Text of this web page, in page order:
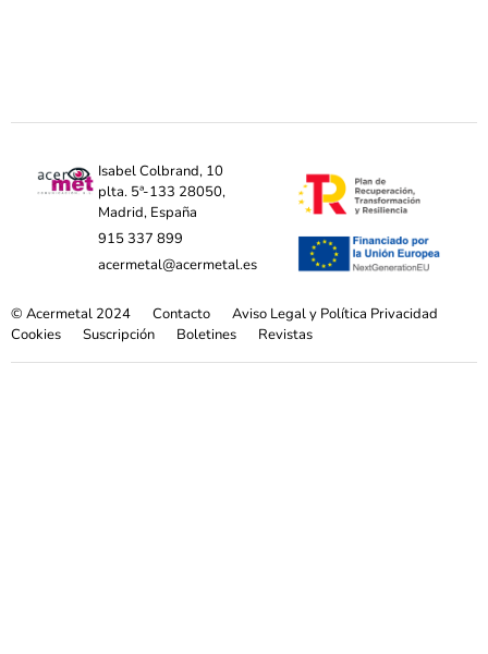
Isabel Colbrand, 10
plta. 5ª-133 28050,
Madrid, España
915 337 899
acermetal@acermetal.es
© Acermetal 2024 Contacto
Aviso Legal y Política Privacidad
Cookies
Suscripción Boletines Revistas